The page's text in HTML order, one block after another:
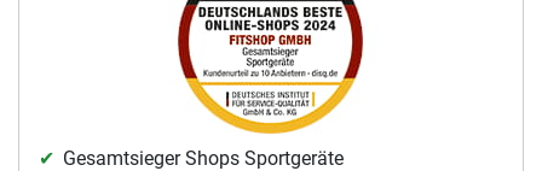
Gesamtsieger Shops Sportgeräte